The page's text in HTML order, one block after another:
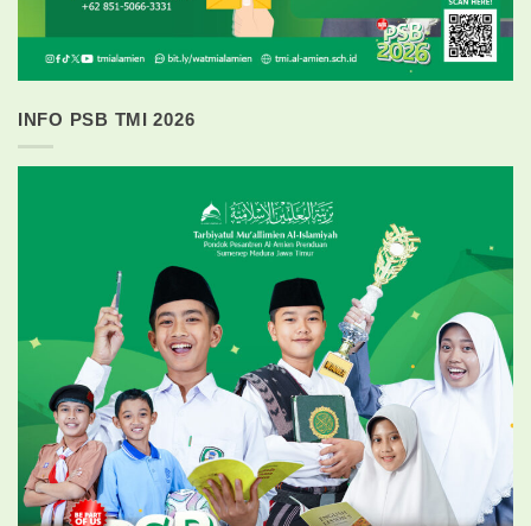
INFO PSB TMI 2026